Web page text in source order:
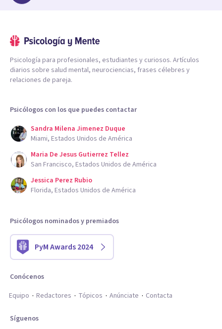
Psicología para profesionales, estudiantes y curiosos. Artículos
diarios sobre salud mental, neurociencias, frases célebres y
relaciones de pareja.
Psicólogos con los que puedes contactar
Sandra Milena Jimenez Duque
Miami, Estados Unidos de América
Maria De Jesus Gutierrez Tellez
San Francisco, Estados Unidos de América
Jessica Perez Rubio
Florida, Estados Unidos de América
Psicólogos nominados y premiados
PyM Awards 2024
Conócenos
Equipo
Redactores Tópicos Anúnciate Contacta
Síguenos